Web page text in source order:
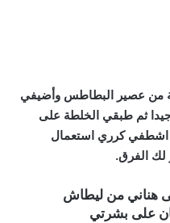
من عصير البطاطس وأضيفي
ثم طبقي الخلطة على
30 دقيقة بعدها اشطفي كرري استعمال
والله إلى هناني من ليطاش
على بشرتي